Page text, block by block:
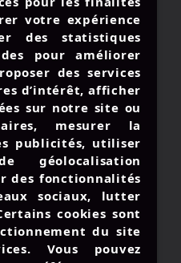
81
à 18h
votre expérience
des statistiques
pour améliorer
des services
d’intérêt, afficher
sur notre site ou
mesurer la
publicités, utiliser
géolocalisation
des fonctionnalités
sociaux, lutter
cookies sont
du site
Vous pouvez